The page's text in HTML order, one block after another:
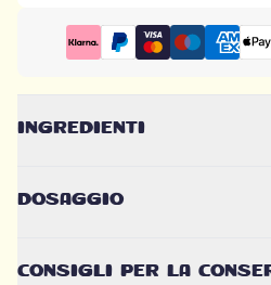
INGREDIENTI
DOSAGGIO
CONSIGLI PER LA